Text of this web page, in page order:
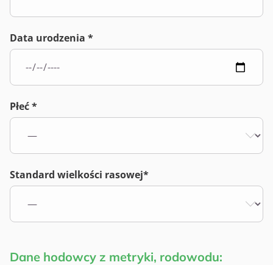
Data urodzenia *
Płeć *
Standard wielkości rasowej*
Dane hodowcy z metryki, rodowodu: